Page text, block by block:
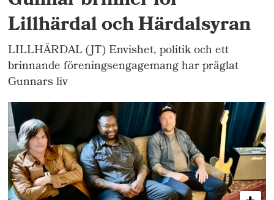
Lillhärdal och Härdalsyran
LILLHÄRDAL (JT) Envishet, politik och ett
brinnande föreningsengagemang har präglat
Gunnars liv